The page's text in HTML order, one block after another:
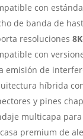
con
de banda de
resoluciones
con
emisión de
híbrida
y pines
multicapa
premium de